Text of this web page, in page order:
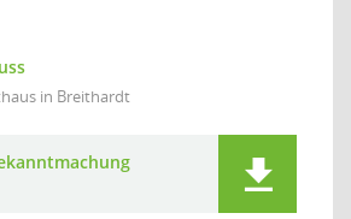
in Breithardt